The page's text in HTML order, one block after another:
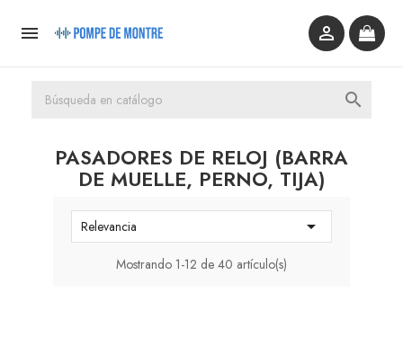
 

PASADORES DE RELOJ (BARRA
DE MUELLE, PERNO, TIJA)
Relevancia 
Mostrando 1-12 de 40 artículo(s)